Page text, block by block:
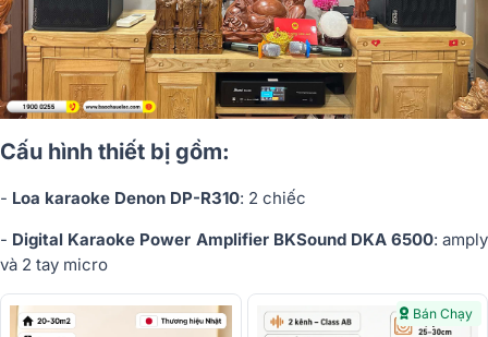
Cấu hình thiết bị gồm:
- Loa karaoke Denon DP-R310: 2 chiếc
- Digital Karaoke Power Amplifier BKSound DKA 6500: amply
và 2 tay micro
Bán Chạy